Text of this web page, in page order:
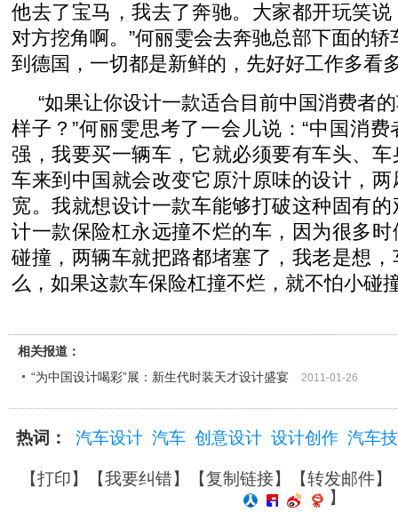
他去了宝马，我去了奔驰。大家都开玩笑
对方挖角啊。”何丽雯会去奔驰总部下面的轿
到德国，一切都是新鲜的，先好好工作多看
“如果让你设计一款适合目前中国消费者
样子？”何丽雯思考了一会儿说：“中国消
强，我要买一辆车，它就必须要有车头、
车来到中国就会改变它原汁原味的设计，
宽。我就想设计一款车能够打破这种固有
计一款保险杠永远撞不烂的车，因为很多
碰撞，两辆车就把路都堵塞了，我老是想
么，如果这款车保险杠撞不烂，就不怕小碰
相关报道：
“为中国设计喝彩”展：新生代时装天才设计盛宴
2011-01-26
热词： 汽车设计 汽车 创意设计 设计创作 汽车
【打印】【我要纠错】【复制链接】【转发邮件】
】